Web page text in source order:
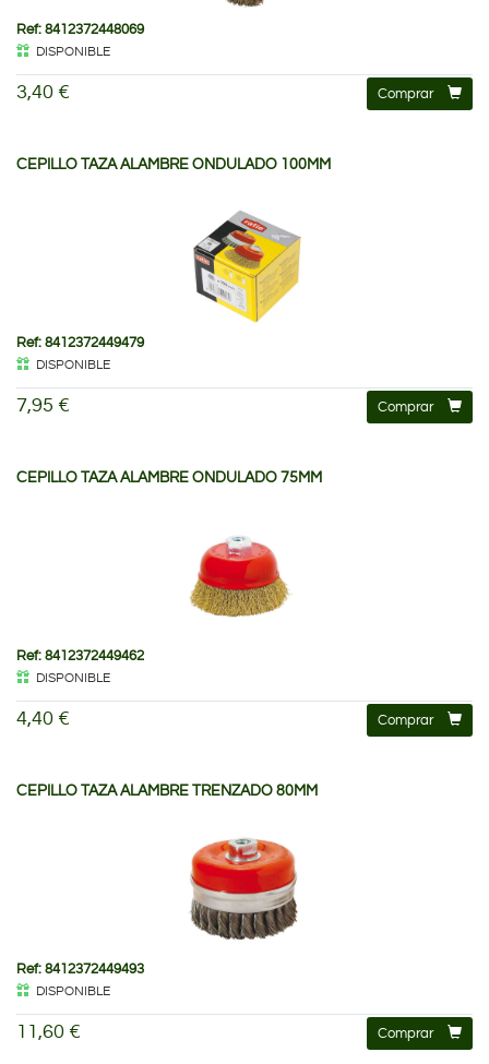
Ref: 8412372448069
DISPONIBLE
3,40 € Comprar
CEPILLO TAZA ALAMBRE ONDULADO 100MM
Ref: 8412372449479
DISPONIBLE
7,95 € Comprar
CEPILLO TAZA ALAMBRE ONDULADO 75MM
Ref: 8412372449462
DISPONIBLE
4,40 € Comprar
CEPILLO TAZA ALAMBRE TRENZADO 80MM
Ref: 8412372449493
DISPONIBLE
11,60 € Comprar